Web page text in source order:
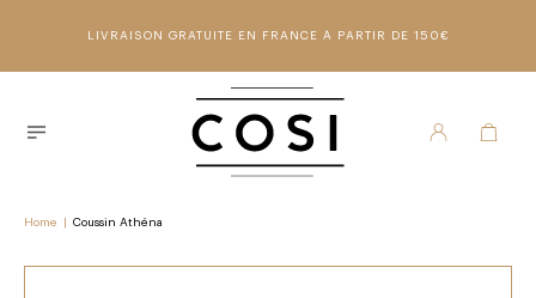
LIVRAISON GRATUITE EN FRANCE À PARTIR DE 150€
Home Coussin Athéna